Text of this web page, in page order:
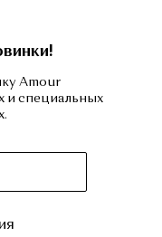
Amour
и специальных